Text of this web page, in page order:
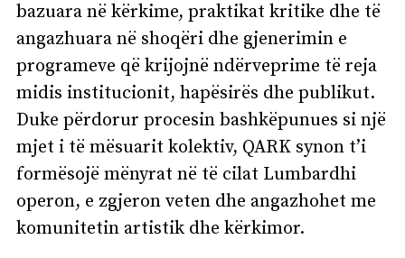
bazuara në kërkime, praktikat kritike dhe të
angazhuara në shoqëri dhe gjenerimin e
programeve që krijojnë ndërveprime të reja
midis institucionit, hapësirës dhe publikut.
Duke përdorur procesin bashkëpunues si një
mjet i të mësuarit kolektiv, QARK synon t’i
formësojë mënyrat në të cilat Lumbardhi
operon, e zgjeron veten dhe angazhohet me
komunitetin artistik dhe kërkimor.